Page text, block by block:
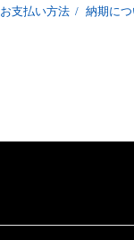
お支払い方法 / 納期につ